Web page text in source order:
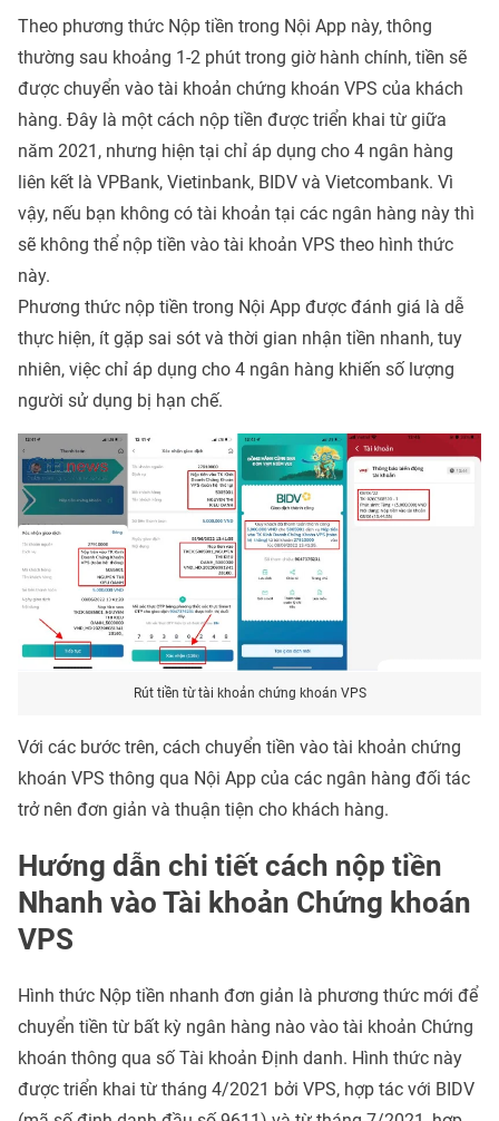
Theo phương thức Nộp tiền trong Nội App này, thông
thường sau khoảng 1-2 phút trong giờ hành chính, tiền sẽ
được chuyển vào tài khoản chứng khoán VPS của khách
hàng. Đây là một cách nộp tiền được triển khai từ giữa
năm 2021, nhưng hiện tại chỉ áp dụng cho 4 ngân hàng
liên kết là VPBank, Vietinbank, BIDV và Vietcombank. Vì
vậy, nếu bạn không có tài khoản tại các ngân hàng này thì
sẽ không thể nộp tiền vào tài khoản VPS theo hình thức
này.
Phương thức nộp tiền trong Nội App được đánh giá là dễ
thực hiện, ít gặp sai sót và thời gian nhận tiền nhanh, tuy
nhiên, việc chỉ áp dụng cho 4 ngân hàng khiến số lượng
người sử dụng bị hạn chế.
Rút tiền từ tài khoản chứng khoán VPS
Với các bước trên, cách chuyển tiền vào tài khoản chứng
khoán VPS thông qua Nội App của các ngân hàng đối tác
trở nên đơn giản và thuận tiện cho khách hàng.
Hướng dẫn chi tiết cách nộp tiền
Nhanh vào Tài khoản Chứng khoán
VPS
Hình thức Nộp tiền nhanh đơn giản là phương thức mới để
chuyển tiền từ bất kỳ ngân hàng nào vào tài khoản Chứng
khoán thông qua số Tài khoản Định danh. Hình thức này
được triển khai từ tháng 4/2021 bởi VPS, hợp tác với BIDV